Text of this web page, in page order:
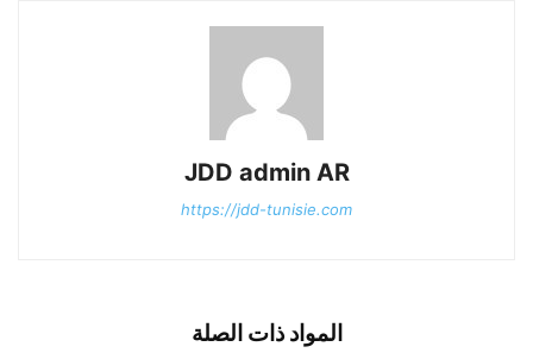
JDD admin AR
https://jdd-tunisie.com
المواد ذات الصلة